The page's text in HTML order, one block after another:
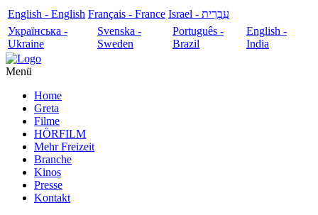
English - English Français - France
עִבְרִית - Israel
Українська -
Ukraine
Svenska -
Sweden
Português -
Brazil
English -
India
Menü
Home
Greta
Filme
HÖRFILM
Mehr Freizeit
Branche
Kinos
Presse
Kontakt